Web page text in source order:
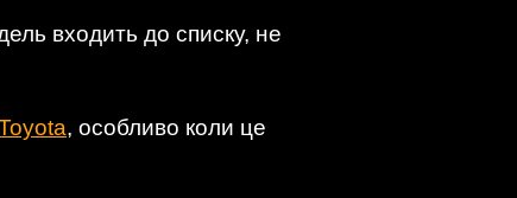
входить до списку, не
, особливо коли це